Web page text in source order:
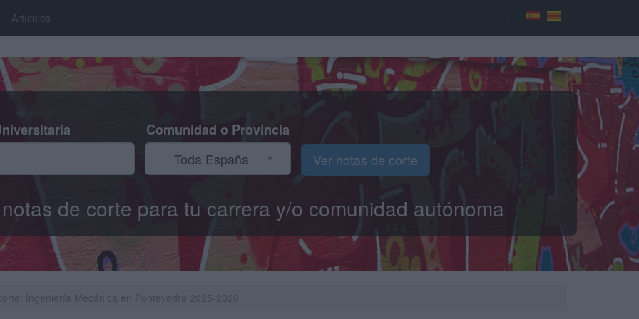
Artículos
Comunidad o Provincia
Toda España
Ver notas de corte
de corte para tu carrera y/o comunidad autónoma